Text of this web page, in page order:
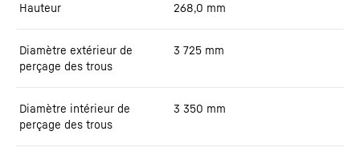
Hauteur 268,0 mm
Diamètre extérieur de
perçage des trous
3 725 mm
Diamètre intérieur de
perçage des trous
3 350 mm